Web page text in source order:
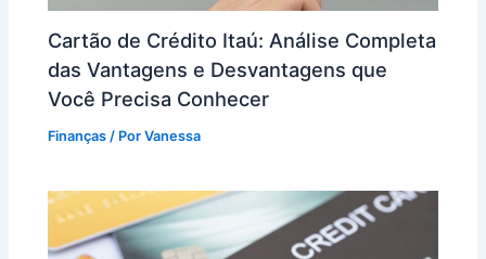
Cartão de Crédito Itaú: Análise Completa
das Vantagens e Desvantagens que
Você Precisa Conhecer
Finanças / PorVanessa